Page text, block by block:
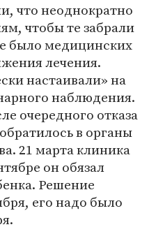
что неоднократно
чтобы те забрали
было медицинских
лечения.
настаивали» на
наблюдения.
очередного отказа
в органы
21 марта клиника
он обязал
Решение
его надо было